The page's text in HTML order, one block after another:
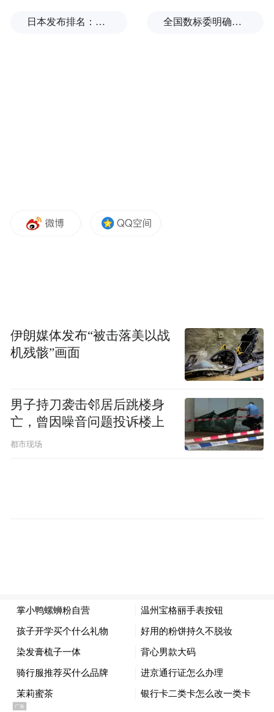
进行了深入探讨，并分享了各自的实践经
长为兼具成熟供应链实力与全国影响力的美
随着本次展会的圆满举行，“2026中国餐饮供
频)为凤凰网旗下自媒体平台“大风号”用户上传并发
Notice: The content above (including the videos,
pictures and audios if any) is uploaded and posted
platform and merely provides information storage
space services.”
日本发布排名：中国第1，日本第13 全国数标委明确：所谓“数据国家标准编制费”系冒名收取
伊朗媒体发布“被击落美以战
机残骸”画面
男子持刀袭击邻居后跳楼身
亡，曾因噪音问题投诉楼上
都市现场